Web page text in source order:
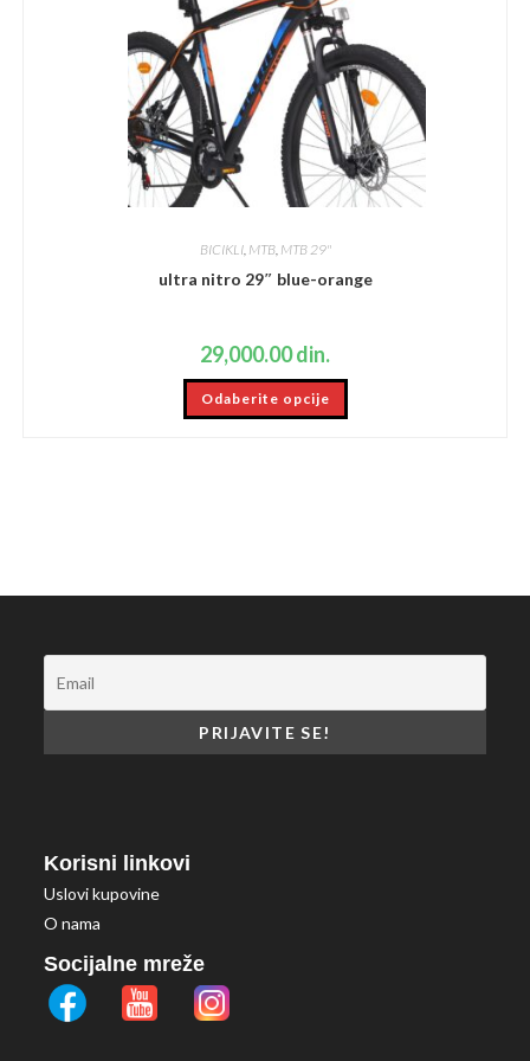
BICIKLI, MTB, MTB 29"
ultra nitro 29″ blue-orange
29,000.00din.
Odaberite opcije
Ovaj
ima
Korisni linkovi
Uslovi kupovine
O nama
Socijalne mreže